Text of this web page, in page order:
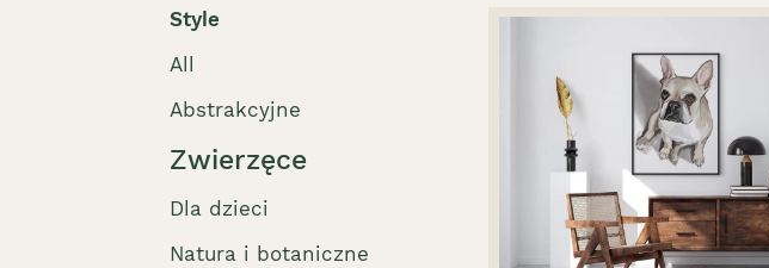
Style
All
Abstrakcyjne
Zwierzęce
Dla dzieci
Natura i botaniczne